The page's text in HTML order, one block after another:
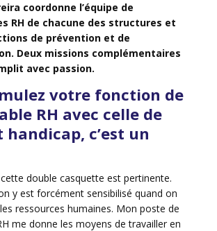
coordonne l’équipe de
RH de chacune des structures et
de prévention et de
Deux missions complémentaires
avec passion.
votre fonction de
RH avec celle de
c’est un
double casquette est pertinente.
y est forcément sensibilisé quand on
ressources humaines. Mon poste de
me donne les moyens de travailler en